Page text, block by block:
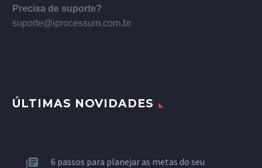
Precisa de suporte?
suporte@iprocessum.com.br
ÚLTIMAS NOVIDADES
6 passos para planejar as metas do seu